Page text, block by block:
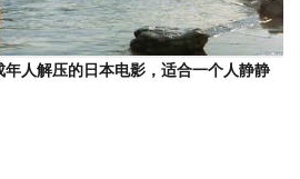
年人解压的日本电影，适合一个人静静